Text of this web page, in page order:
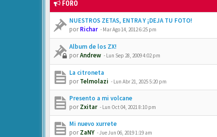
FORO
NUESTROS ZETAS, ENTRA Y ¡DEJA TU FOTO!
porRichar - Mar Ago 14, 2012 6:25 pm
Album de los ZX!
porAndrew - Lun Sep 28, 2009 4:02 pm
La citroneta
porTelmolazi - Lun Abr 21, 2025 5:20 pm
Presento a mi volcane
porZxitar - Lun Oct 04, 2021 8:10 pm
Mi nuevo xurrete
porZaNY -Jue Jun 06, 2019 1:19 am